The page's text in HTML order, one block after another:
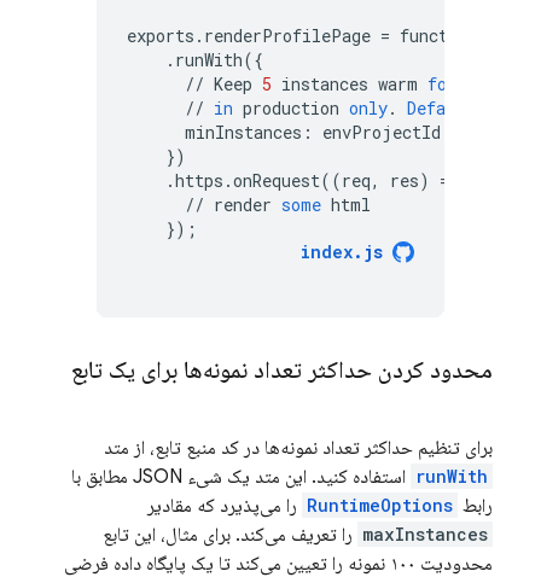
exports . renderProfilePage = functions
. runWith({
// Keep 5 instances warm for
// in production only. Default
minInstances : envProjectId
})
.https .onRequest((req, res) =
// render some html
});
index. js
محدود کردن حداکثر تعداد نمونه‌ها برای یک تابع
برای تنظیم حداکثر تعداد نمونه‌ها در کد منبع تابع، از متد
runWith
استفاده کنید. این متد یک شیء JSON مطابق با
رابط RuntimeOptions را می‌پذیرد که مقادیر
maxInstances را تعریف می‌کند. برای مثال، این تابع
محدودیت ۱۰۰ نمونه را تعیین می‌کند تا یک پایگاه داده فرضی